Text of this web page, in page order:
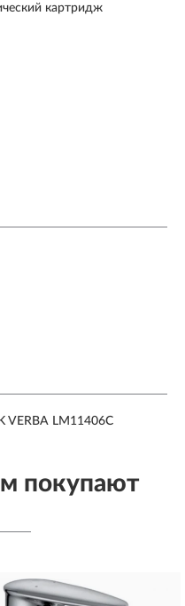
картридж
VERBA LM11406C
покупают